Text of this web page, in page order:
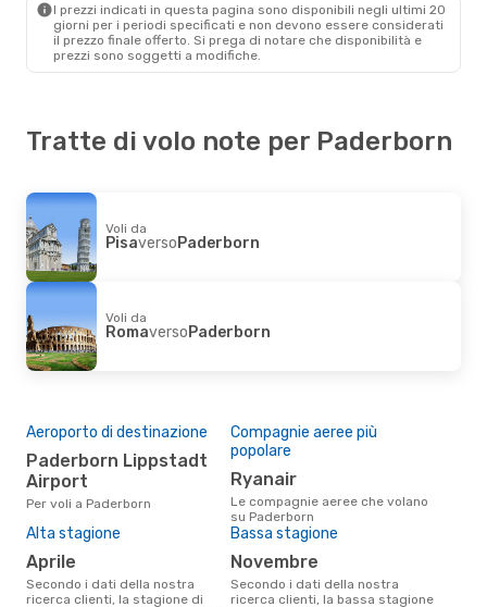
I prezzi indicati in questa pagina sono disponibili negli ultimi 20
giorni per i periodi specificati e non devono essere considerati
il ​​prezzo finale offerto. Si prega di notare che disponibilità e
prezzi sono soggetti a modifiche.
Tratte di volo note per Paderborn
Voli da
PisaversoPaderborn
Voli da
RomaversoPaderborn
Aeroporto di destinazione
Paderborn Lippstadt
Airport
Per voli a Paderborn
Compagnie aeree più
popolare
Ryanair
Le compagnie aeree che volano
su Paderborn
Alta stagione
aprile
Secondo i dati della nostra
ricerca clienti, la stagione di
Bassa stagione
novembre
Secondo i dati della nostra
ricerca clienti, la bassa stagione